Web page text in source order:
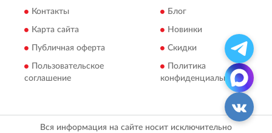
Контакты
Карта сайта
Публичная оферта
Пользовательское
соглашение
Блог
Новинки
Скидки
Политика
конфиденциальности
Вся информация на сайте носит исключительно